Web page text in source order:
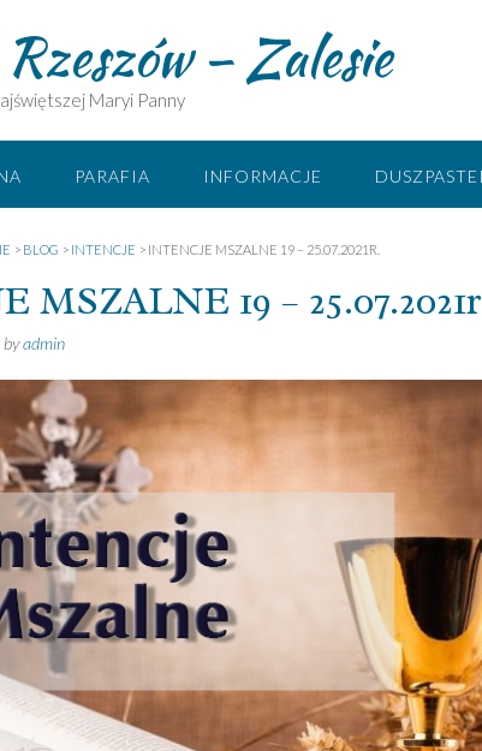
– Zalesie
Maryi Panny
PARAFIA INFORMACJE
> BLOG > INTENCJE > INTENCJE MSZALNE 19 – 25.07.2021R.
MSZALNE 19 –
byadmin